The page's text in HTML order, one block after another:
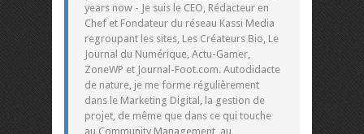
years now - Je suis le CEO, Rédacteur en
Chef et Fondateur du réseau Kassi Media
regroupant les sites, Les Créateurs Bio, Le
Journal du Numérique, Actu-Gamer,
ZoneWP et Journal-Foot.com. Autodidacte
de nature, je me forme régulièrement
dans le Marketing Digital, la gestion de
projet, de même que dans ce qui touche
au Community Management, au